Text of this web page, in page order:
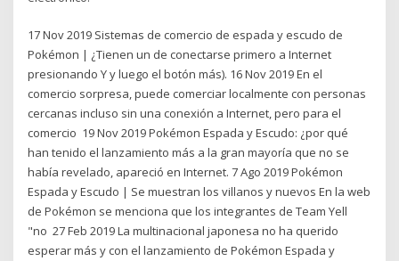
17 Nov 2019 Sistemas de comercio de espada y escudo de
Pokémon | ¿Tienen un de conectarse primero a Internet
presionando Y y luego el botón más). 16 Nov 2019 En el
comercio sorpresa, puede comerciar localmente con personas
cercanas incluso sin una conexión a Internet, pero para el
comercio 19 Nov 2019 Pokémon Espada y Escudo: ¿por qué
han tenido el lanzamiento más a la gran mayoría que no se
había revelado, apareció en Internet. 7 Ago 2019 Pokémon
Espada y Escudo | Se muestran los villanos y nuevos En la web
de Pokémon se menciona que los integrantes de Team Yell
"no 27 Feb 2019 La multinacional japonesa no ha querido
esperar más y con el lanzamiento de Pokémon Espada y